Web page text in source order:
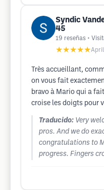
Syndic
45
19 reseñas •
★★★★★
Très accueillant,
on vous fait
bravo à Mario qui a
croise les doigts pour
Traducido: Very
pros. And we do
congratulations to
progress. Fingers